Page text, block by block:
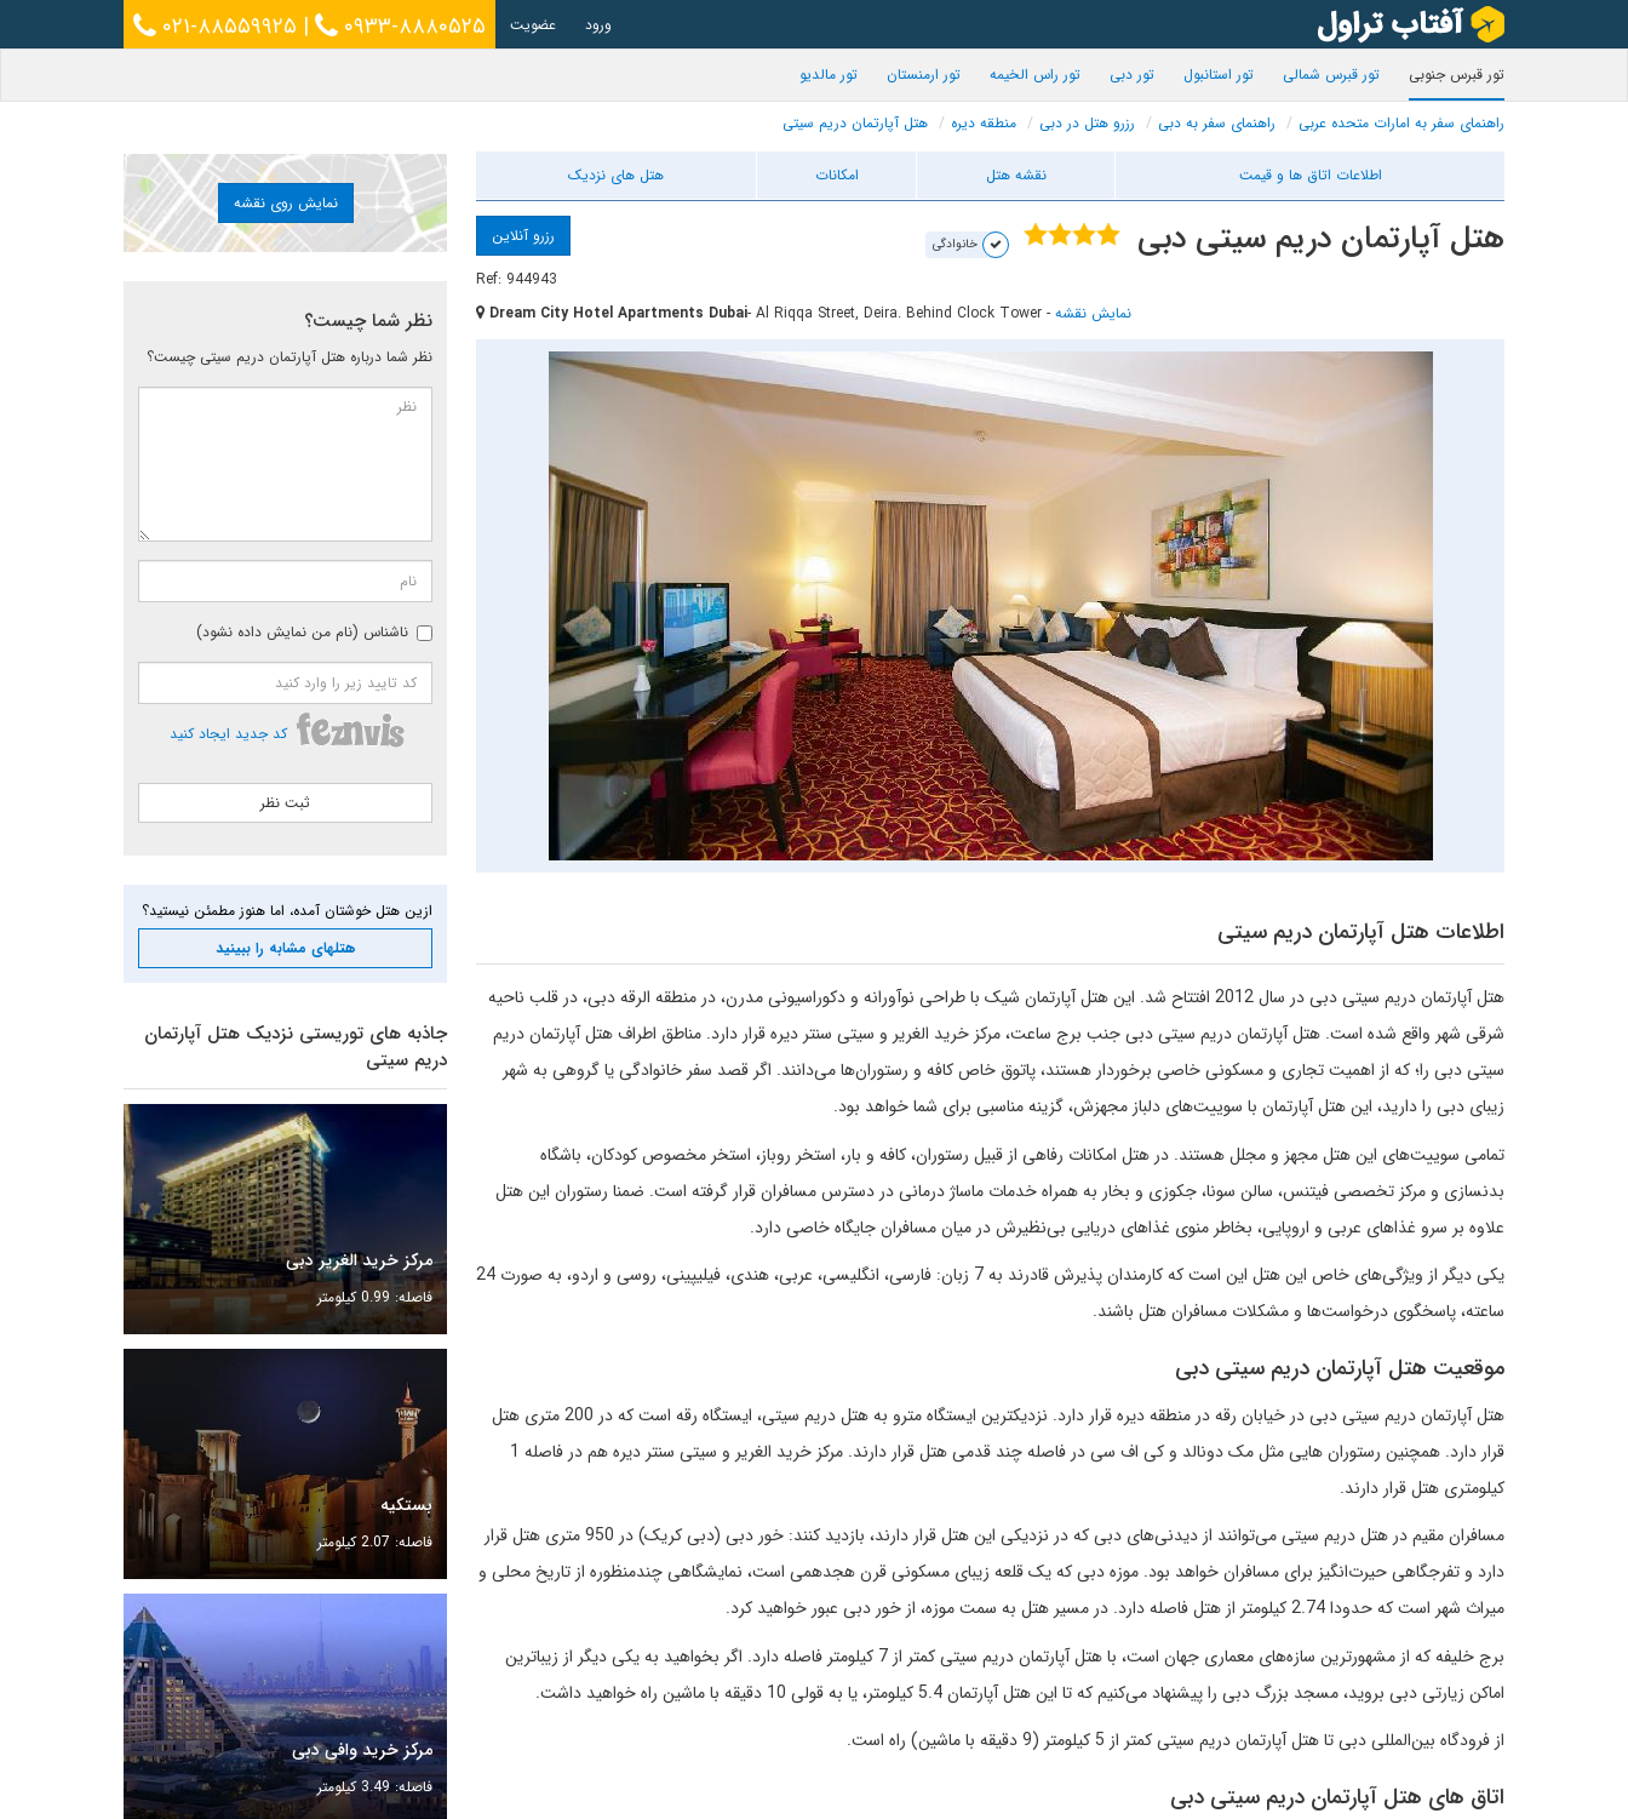
۰۲۱-۸۸۵۵۹۹۲۵ | ۰۹۳۳-۸۸۸۰۵۲۵ ورود عضویت
تور قبرس جنوبی تور قبرس شمالی تور استانبول تور دبی تور راس الخیمه تور ارمنستان تور مالدیو
راهنمای سفر به امارات متحده عربی راهنمای سفر به دبی رزرو هتل در دبی منطقه دیره هتل آپارتمان دریم سیتی
اطلاعات اتاق ها و قیمت نقشه هتل امکانات هتل های نزدیک
هتل آپارتمان دریم سیتی دبی خانوادگی
رزرو آنلاین
Ref: 944943
Dream City Hotel Apartments Dubai- Al Riqqa Street, Deira. Behind Clock Tower - نمایش نقشه
اطلاعات هتل آپارتمان دریم سیتی
هتل آپارتمان دریم سیتی دبی در سال 2012 افتتاح شد. این هتل آپارتمان شیک با طراحی نوآورانه و دکوراسیونی مدرن، در منطقه الرقه دبی، در قلب ناحیه
شرقی شهر واقع شده است. هتل آپارتمان دریم سیتی دبی جنب برج ساعت، مرکز خرید الغریر و سیتی سنتر دیره قرار دارد. مناطق اطراف هتل آپارتمان دریم
سیتی دبی را؛ که از اهمیت تجاری و مسکونی خاصی برخوردار هستند، پاتوق خاص کافه و رستوران‌ها می‌دانند. اگر قصد سفر خانوادگی یا گروهی به شهر
زیبای دبی را دارید، این هتل آپارتمان با سوییت‌های دلباز مجهزش، گزینه مناسبی برای شما خواهد بود.
تمامی سوییت‌های این هتل مجهز و مجلل هستند. در هتل امکانات رفاهی از قبیل رستوران، کافه و بار، استخر روباز، استخر مخصوص کودکان، باشگاه
بدنسازی و مرکز تخصصی فیتنس، سالن سونا، جکوزی و بخار به همراه خدمات ماساژ درمانی در دسترس مسافران قرار گرفته است. ضمنا رستوران این هتل
علاوه بر سرو غذاهای عربی و اروپایی، بخاطر منوی غذاهای دریایی بی‌نظیرش در میان مسافران جایگاه خاصی دارد.
یکی دیگر از ویژگی‌های خاص این هتل این است که کارمندان پذیرش قادرند به 7 زبان: فارسی، انگلیسی، عربی، هندی، فیلیپینی، روسی و اردو، به صورت 24
ساعته، پاسخگوی درخواست‌ها و مشکلات مسافران هتل باشند.
موقعیت هتل آپارتمان دریم سیتی دبی
هتل آپارتمان دریم سیتی دبی در خیابان رقه در منطقه دیره قرار دارد. نزدیکترین ایستگاه مترو به هتل دریم سیتی، ایستگاه رقه است که در 200 متری هتل
قرار دارد. همچنین رستوران هایی مثل مک دونالد و کی اف سی در فاصله چند قدمی هتل قرار دارند. مرکز خرید الغریر و سیتی سنتر دیره هم در فاصله 1
کیلومتری هتل قرار دارند.
مسافران مقیم در هتل دریم سیتی می‌توانند از دیدنی‌های دبی که در نزدیکی این هتل قرار دارند، بازدید کنند: خور دبی (دبی کریک) در 950 متری هتل قرار
دارد و تفرجگاهی حیرت‌انگیز برای مسافران خواهد بود. موزه دبی که یک قلعه زیبای مسکونی قرن هجدهمی است، نمایشگاهی چندمنظوره از تاریخ محلی و
میراث شهر است که حدودا 2.74 کیلومتر از هتل فاصله دارد. در مسیر هتل به سمت موزه، از خور دبی عبور خواهید کرد.
برج خلیفه که از مشهورترین سازه‌های معماری جهان است، با هتل آپارتمان دریم سیتی کمتر از 7 کیلومتر فاصله دارد. اگر بخواهید به یکی دیگر از زیباترین
اماکن زیارتی ‌دبی بروید، مسجد بزرگ دبی را پیشنهاد می‌کنیم که تا این هتل آپارتمان 5.4 کیلومتر، یا به قولی 10 دقیقه با ماشین راه خواهید داشت.
از فرودگاه بین‌المللی دبی تا هتل آپارتمان دریم سیتی کمتر از 5 کیلومتر (9 دقیقه با ماشین) راه است.
اتاق های هتل آپارتمان دریم سیتی دبی
نمایش روی نقشه
نظر شما چیست؟
نظر شما درباره هتل آپارتمان دریم سیتی چیست؟
ناشناس (نام من نمایش داده نشود)
کد جدید ایجاد کنید
ازین هتل خوشتان آمده، اما هنوز مطمئن نیستید؟
هتلهای مشابه را ببینید
جاذبه های توریستی نزدیک هتل آپارتمان
دریم سیتی
مرکز خرید الغریر دبی
فاصله: 0.99 کیلومتر
بستکیه
فاصله: 2.07 کیلومتر
مرکز خرید وافی دبی
فاصله: 3.49 کیلومتر